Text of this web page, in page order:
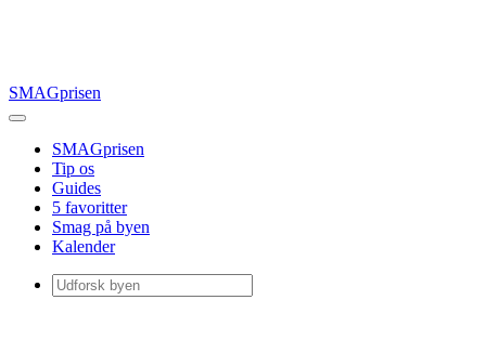
SMAGprisen
SMAGprisen
Tip os
Guides
5 favoritter
Smag på byen
Kalender